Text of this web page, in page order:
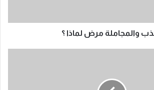
والمجاملة مرض لماذا ؟